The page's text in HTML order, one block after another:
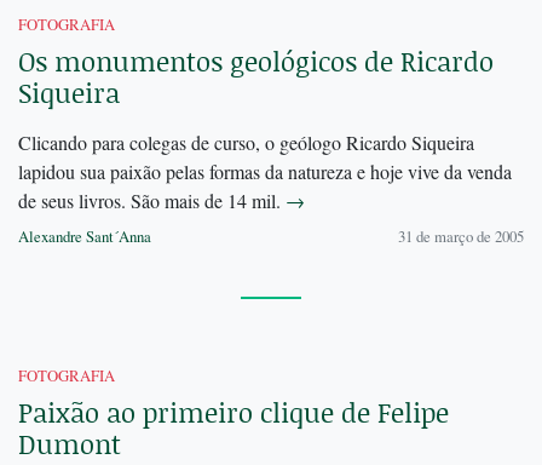
FOTOGRAFIA
Os monumentos geológicos de Ricardo
Siqueira
Clicando para colegas de curso, o geólogo Ricardo Siqueira
lapidou sua paixão pelas formas da natureza e hoje vive da venda
de seus livros. São mais de 14 mil. →
Alexandre Sant´Anna 31 de março de 2005
FOTOGRAFIA
Paixão ao primeiro clique de Felipe
Dumont